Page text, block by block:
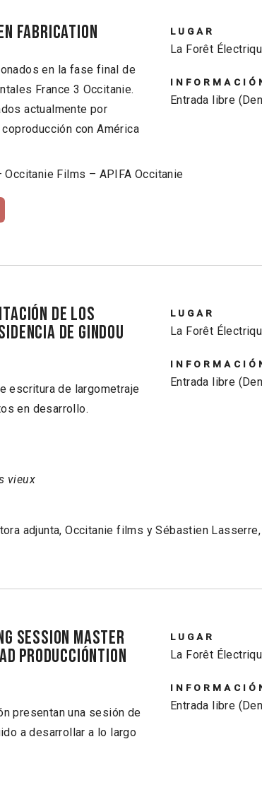
LUGAR
La Forêt
Entrada libre
en Fabrication
en la fase final de
France 3 Occitanie.
actualmente por
con América
Occitanie Films – APIFA Occitanie
LUGAR
La Forêt
Entrada libre
de los
de Gindou
escritura de largometraje
en desarrollo.
vieux
adjunta, Occitanie films y Sébastien
LUGAR
La Forêt
Entrada libre
session Master
Produccióntion
presentan una sesión de
a desarrollar a lo largo